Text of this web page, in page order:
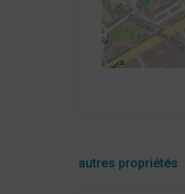
autres propriétés